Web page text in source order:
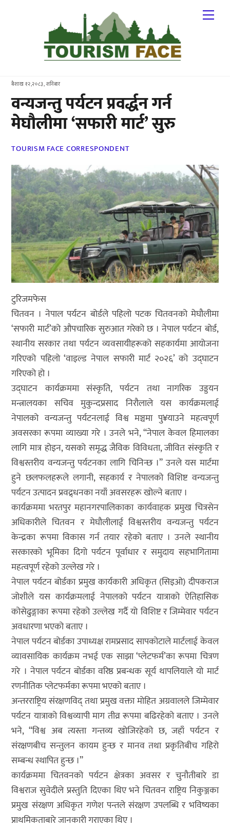
बैशाख १२,२०८३, शनिबार
वन्यजन्तु पर्यटन प्रवर्द्धन गर्न
मेघौलीमा ‘सफारी मार्ट’ सुरु
TOURISM FACE CORRESPONDENT
टुरिजमफेस
चितवन । नेपाल पर्यटन बोर्डले पहिलो पटक चितवनको मेघौलीमा
‘सफारी मार्ट’को औपचारिक सुरुआत गरेको छ । नेपाल पर्यटन बोर्ड,
स्थानीय सरकार तथा पर्यटन व्यवसायीहरूको सहकार्यमा आयोजना
गरिएको पहिलो ‘वाइल्ड नेपाल सफारी मार्ट २०२६’ को उद्घाटन
गरिएको हो ।
उद्घाटन कार्यक्रममा संस्कृति, पर्यटन तथा नागरिक उड्डयन
मन्त्रालयका सचिव मुकुन्दप्रसाद निरौलाले यस कार्यक्रमलाई
नेपालको वन्यजन्तु पर्यटनलाई विश्व मञ्चमा पु¥याउने महत्वपूर्ण
अवसरका रूपमा व्याख्या गरे । उनले भने, “नेपाल केवल हिमालका
लागि मात्र होइन, यसको समृद्ध जैविक विविधता, जीवित संस्कृति र
विश्वस्तरीय वन्यजन्तु पर्यटनका लागि चिनिन्छ ।” उनले यस मार्टमा
हुने छलफलहरूले लगानी, सहकार्य र नेपालको विशिष्ट वन्यजन्तु
पर्यटन उत्पादन प्रवद्र्धनका नयाँ अवसरहरू खोल्ने बताए ।
कार्यक्रममा भरतपुर महानगरपालिकाका कार्यवाहक प्रमुख चित्रसेन
अधिकारीले चितवन र मेघौलीलाई विश्वस्तरीय वन्यजन्तु पर्यटन
केन्द्रका रूपमा विकास गर्न तयार रहेको बताए । उनले स्थानीय
सरकारको भूमिका दिगो पर्यटन पूर्वाधार र समुदाय सहभागितामा
महत्वपूर्ण रहेको उल्लेख गरे ।
नेपाल पर्यटन बोर्डका प्रमुख कार्यकारी अधिकृत (सिइओ) दीपकराज
जोशीले यस कार्यक्रमलाई नेपालको पर्यटन यात्राको ऐतिहासिक
कोसेढुङ्गाका रूपमा रहेको उल्लेख गर्दै यो विशिष्ट र जिम्मेवार पर्यटन
अवधारणा भएको बताए ।
नेपाल पर्यटन बोर्डका उपाध्यक्ष रामप्रसाद सापकोटाले मार्टलाई केवल
व्यावसायिक कार्यक्रम नभई एक साझा ‘प्लेटफर्म’का रूपमा चित्रण
गरे । नेपाल पर्यटन बोर्डका वरिष्ठ प्रबन्धक सूर्य थापलियाले यो मार्ट
रणनीतिक प्लेटफर्मका रूपमा भएको बताए ।
अन्तरराष्ट्रिय संरक्षणविद् तथा प्रमुख वक्ता मोहित अग्रवालले जिम्मेवार
पर्यटन यात्राको विश्वव्यापी माग तीव्र रूपमा बढिरहेको बताए । उनले
भने, “विश्व अब त्यस्ता गन्तव्य खोजिरहेको छ, जहाँ पर्यटन र
संरक्षणबीच सन्तुलन कायम हुन्छ र मानव तथा प्रकृतिबीच गहिरो
सम्बन्ध स्थापित हुन्छ ।”
कार्यक्रममा चितवनको पर्यटन क्षेत्रका अवसर र चुनौतीबारे डा
विश्वराज सुवेदीले प्रस्तुति दिएका थिए भने चितवन राष्ट्रिय निकुञ्जका
प्रमुख संरक्षण अधिकृत गणेश पन्तले संरक्षण उपलब्धि र भविष्यका
प्राथमिकताबारे जानकारी गराएका थिए ।